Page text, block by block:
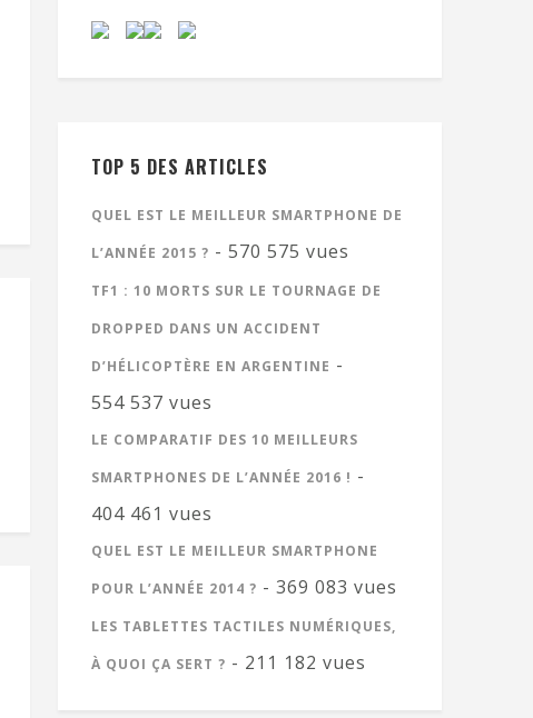
TOP 5 DES ARTICLES
QUEL EST LE MEILLEUR SMARTPHONE DE
L’ANNÉE 2015 ? - 570 575 vues
TF1 : 10 MORTS SUR LE TOURNAGE DE
DROPPED DANS UN ACCIDENT
D’HÉLICOPTÈRE EN ARGENTINE -
554 537 vues
LE COMPARATIF DES 10 MEILLEURS
SMARTPHONES DE L’ANNÉE 2016 ! -
404 461 vues
QUEL EST LE MEILLEUR SMARTPHONE
POUR L’ANNÉE 2014 ? - 369 083 vues
LES TABLETTES TACTILES NUMÉRIQUES,
À QUOI ÇA SERT ? - 211 182 vues